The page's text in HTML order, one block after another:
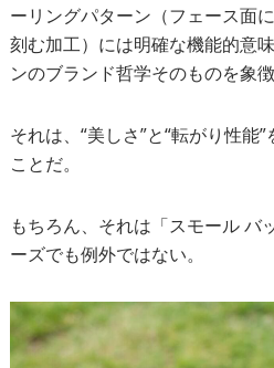
ーリングパターン（フェース面
刻む加工）には明確な機能的意
ンのブランド哲学そのものを象徴
それは、“美しさ”と“転がり性能
ことだ。
もちろん、それは「スモール バ
ーズでも例外ではない。